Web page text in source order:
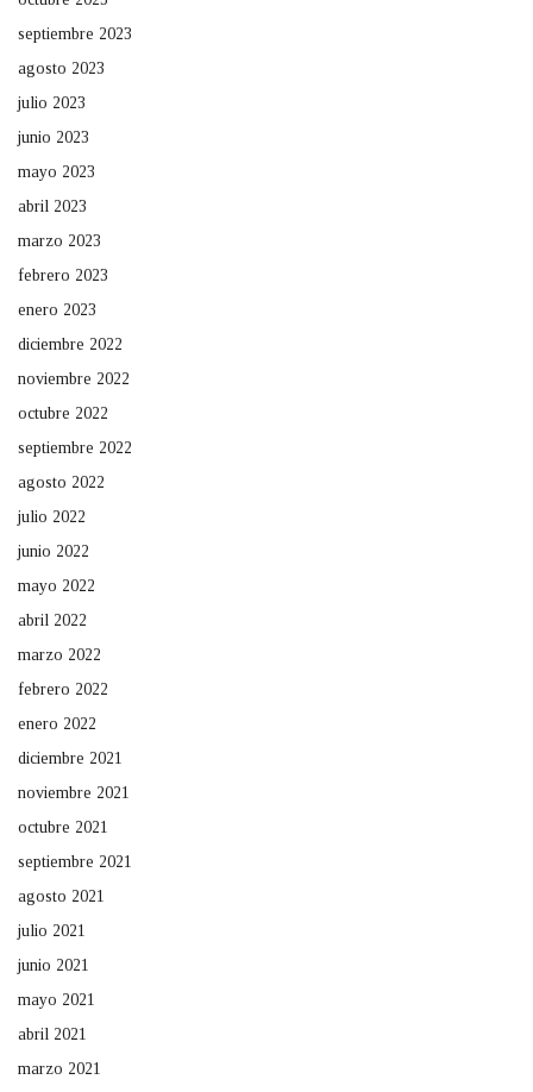
septiembre 2023
agosto 2023
julio 2023
junio 2023
mayo 2023
abril 2023
marzo 2023
febrero 2023
enero 2023
diciembre 2022
noviembre 2022
octubre 2022
septiembre 2022
agosto 2022
julio 2022
junio 2022
mayo 2022
abril 2022
marzo 2022
febrero 2022
enero 2022
diciembre 2021
noviembre 2021
octubre 2021
septiembre 2021
agosto 2021
julio 2021
junio 2021
mayo 2021
abril 2021
marzo 2021